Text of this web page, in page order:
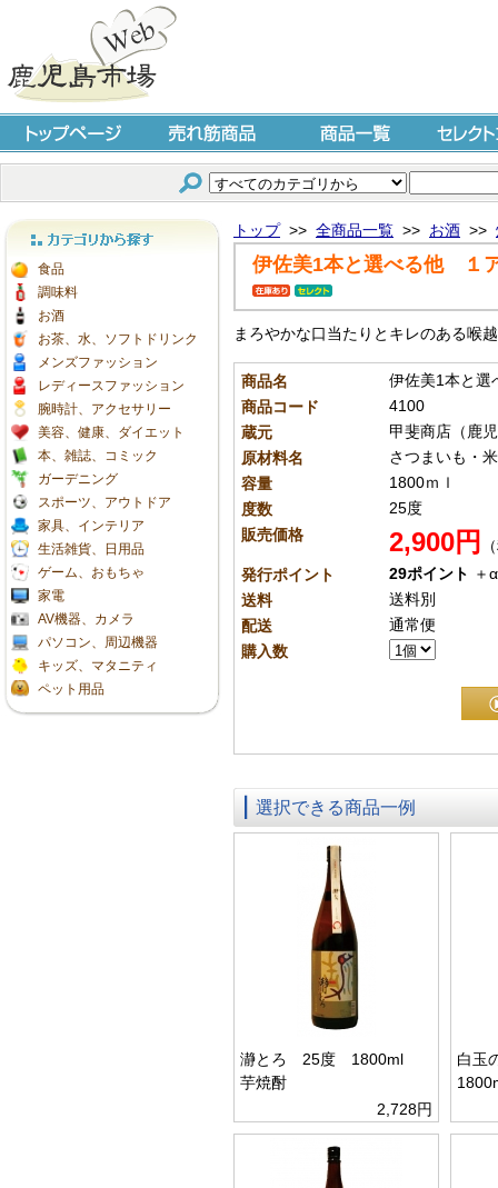
トップページ 売れ筋商品 商品一覧 セレクト
カテゴリから探す
食品
調味料
お酒
お茶、水、ソフトドリンク
メンズファッション
レディースファッション
腕時計、アクセサリー
美容、健康、ダイエット
本、雑誌、コミック
ガーデニング
スポーツ、アウトドア
家具、インテリア
生活雑貨、日用品
ゲーム、おもちゃ
家電
AV機器、カメラ
パソコン、周辺機器
キッズ、マタニティ
ペット用品
トップ>> 全商品一覧 >> お酒 >>
伊佐美1本と選べる他 １
まろやかな口当たりとキレのある喉
商品名
伊佐美1本と
商品コード
4100
蔵元
甲斐商店（鹿
原材料名
さつまいも・
容量
1800ｍｌ
度数
25度
販売価格
2,900円
発行ポイント
29ポイント ＋α
送料
送料別
配送
通常便
購入数
選択できる商品一例
瀞とろ 25度 1800ml
芋焼酎
2,728円
白